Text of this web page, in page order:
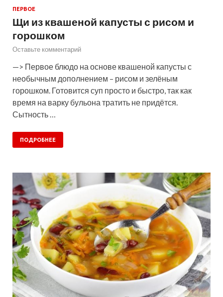
ПЕРВОЕ
Щи из квашеной капусты с рисом и
горошком
Оставьте комментарий
—> Первое блюдо на основе квашеной капусты с
необычным дополнением – рисом и зелёным
горошком. Готовится суп просто и быстро, так как
время на варку бульона тратить не придётся.
Сытность …
ПОДРОБНЕЕ